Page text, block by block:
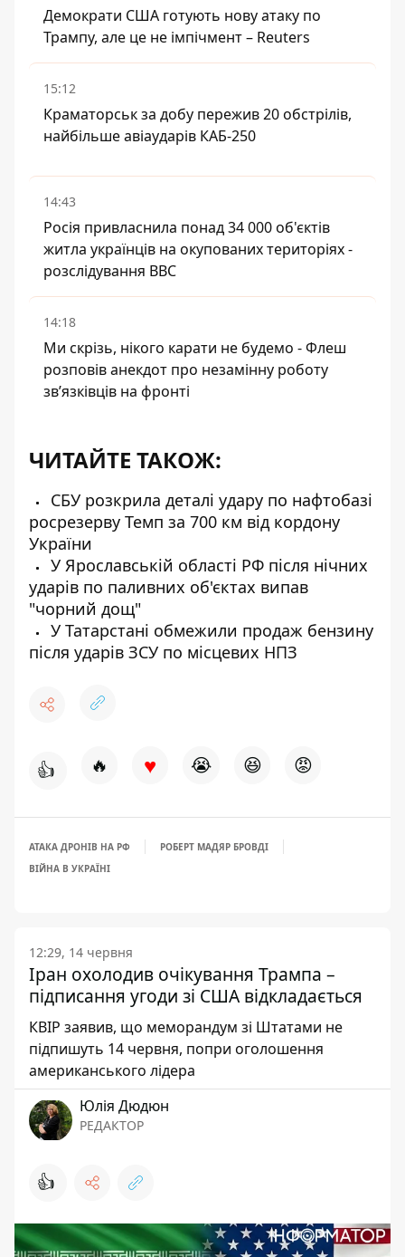
Демократи США готують нову атаку по
Трампу, але це не імпічмент – Reuters
15:12
Краматорськ за добу пережив 20 обстрілів,
найбільше авіаударів КАБ-250
14:43
Росія привласнила понад 34 000 об'єктів
житла українців на окупованих територіях -
розслідування BBC
14:18
Ми скрізь, нікого карати не будемо - Флеш
розповів анекдот про незамінну роботу
зв’язківців на фронті
ЧИТАЙТЕ ТАКОЖ:
СБУ розкрила деталі удару по нафтобазі
росрезерву Темп за 700 км від кордону
України
У Ярославській області РФ після нічних
ударів по паливних об'єктах випав
"чорний дощ"
У Татарстані обмежили продаж бензину
після ударів ЗСУ по місцевих НПЗ
👍 🔥 ♥ 😭 😆 😡
АТАКА ДРОНІВ НА РФ
РОБЕРТ МАДЯР БРОВДІ
ВІЙНА В УКРАЇНІ
12:29, 14 червня
Іран охолодив очікування Трампа –
підписання угоди зі США відкладається
КВІР заявив, що меморандум зі Штатами не
підпишуть 14 червня, попри оголошення
американського лідера
Юлія Дюдюн
РЕДАКТОР
👍